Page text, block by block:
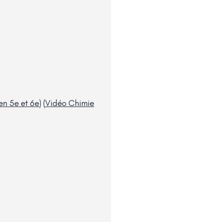
5e et 6e) (Vidéo Chimie